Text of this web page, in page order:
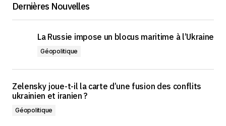
Dernières Nouvelles
La Russie impose un blocus maritime à l’Ukraine
Géopolitique
Zelensky joue-t-il la carte d’une fusion des conflits
ukrainien et iranien ?
Géopolitique